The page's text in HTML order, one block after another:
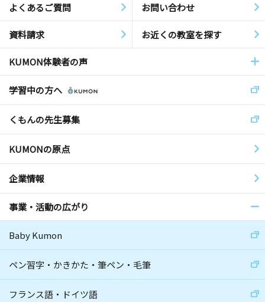
よくあるご質問 お問い合わせ
資料請求 お近くの教室を探す
KUMON体験者の声
学習中の方へ
くもんの先生募集
KUMONの原点
企業情報
事業・活動の広がり
Baby Kumon
ペン習字・かきかた・筆ペン・毛筆
フランス語・ドイツ語